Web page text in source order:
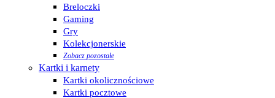
Breloczki
Gaming
Gry
Kolekcjonerskie
Zobacz pozostałe
Kartki i karnety
Kartki okolicznościowe
Kartki pocztowe